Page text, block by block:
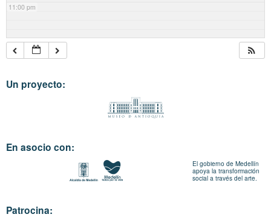
11:00 pm
Un proyecto:
En asocio con:
El gobierno de Medellín
apoya la transformación
social a través del arte.
Patrocina: